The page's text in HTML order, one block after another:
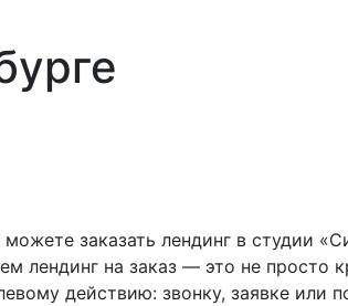
заказать лендинг в студии
лендинг на заказ — это не просто
действию: звонку, заявке или